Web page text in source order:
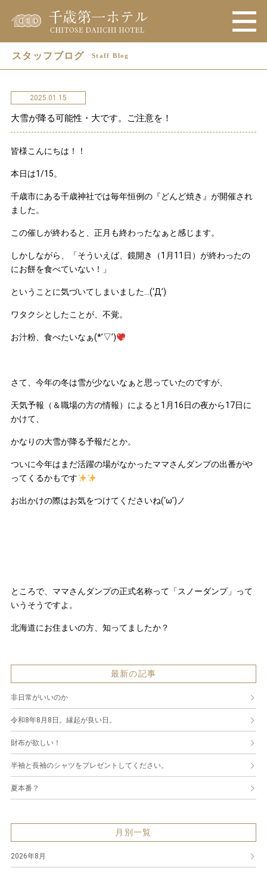
スタッフブログ Staff Blog
2025.01.15
大雪が降る可能性・大です。ご注意を！
皆様こんにちは！！
本日は1/15。
千歳市にある千歳神社では毎年恒例の『どんど焼き』が開催され
ました。
この催しが終わると、正月も終わったなぁと感じます。
しかしながら、「そういえば、鏡開き（1月11日）が終わったの
にお餅を食べていない！」
ということに気づいてしまいました…(‘Д’)
ワタクシとしたことが、不覚。
お汁粉、食べたいなぁ(*’▽’)
さて、今年の冬は雪が少ないなぁと思っていたのですが、
天気予報（＆職場の方の情報）によると1月16日の夜から17日に
かけて、
かなりの大雪が降る予報だとか。
ついに今年はまだ活躍の場がなかったママさんダンプの出番がや
ってくるかもです
お出かけの際はお気をつけてくださいね(‘ω’)ノ
ところで、ママさんダンプの正式名称って「スノーダンプ」って
いうそうですよ。
北海道にお住まいの方、知ってましたか？
最新の記事
非日常がいいのか
令和8年8月8日。縁起が良い日。
財布が欲しい！
半袖と長袖のシャツをプレゼントしてください。
夏本番？
月別一覧
2026年8月